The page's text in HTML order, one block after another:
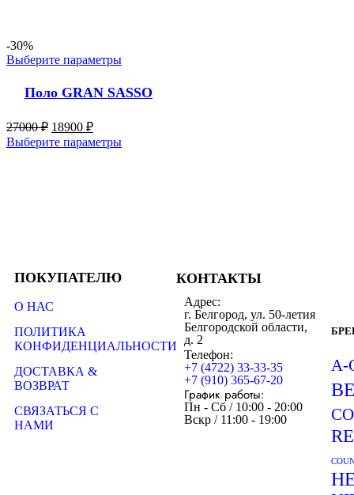
-30%
Выберите параметры
Поло GRAN SASSO
27000₽ 18900 ₽
Выберите параметры
ПОКУПАТЕЛЮ
О НАС
ПОЛИТИКА
КОНФИДЕНЦИАЛЬНОСТИ
ДОСТАВКА &
ВОЗВРАТ
СВЯЗАТЬСЯ С
НАМИ
КОНТАКТЫ
Адрес:
г. Белгород, ул. 50-летия
Белгородской области,
д. 2
Телефон:
+7 (4722) 33-33-35
+7 (910) 365-67-20
График работы:
Пн - Сб / 10:00 - 20:00
Вскр / 11:00 - 19:00
A-